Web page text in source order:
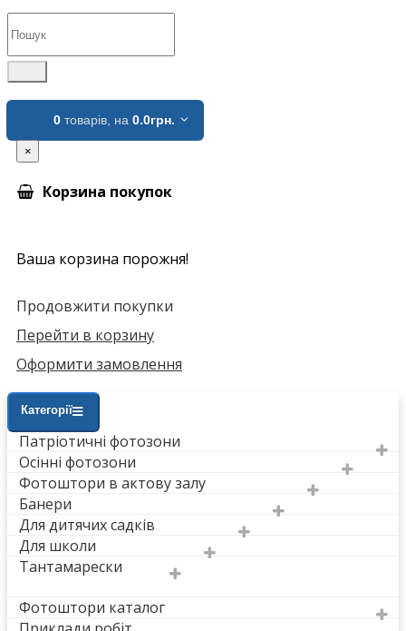
0 товарів, на 0.0грн.
×
Корзина покупок
Ваша корзина порожня!
Продовжити покупки
Перейти в корзину
Оформити замовлення
Категорії
Патріотичні фотозони
Осінні фотозони
Фотоштори в актову залу
Банери
Для дитячих садків
Для школи
Тантамарески
Фотоштори каталог